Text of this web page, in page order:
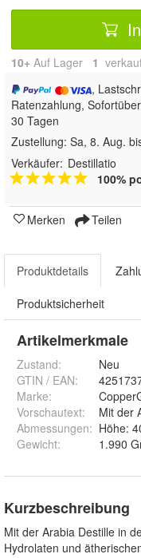
10+ Auf Lager 1
,
Ratenzahlung,
30 Tagen
Zustellung: Sa, 8. Aug.
Verkäufer: Destillatio
100%
Merken Teilen
Produktdetails
Produktsicherheit
Artikelmerkmale
Zustand:
Neu
GTIN / EAN:
Marke:
Vorschautext:
Mit der
Abmessungen: Höhe:
Gewicht: 1.990
Kurzbeschreibung
Mit der Arabia Destille in
Hydrolaten und